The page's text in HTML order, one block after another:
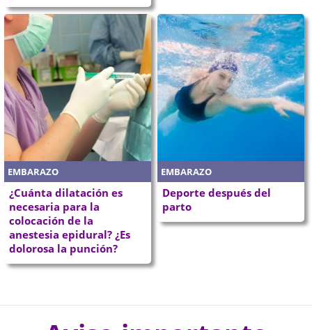
EMBARAZO
¿Cuánta dilatación es
necesaria para la
colocación de la
anestesia epidural? ¿Es
dolorosa la punción?
EMBARAZO
Deporte después del
parto
P